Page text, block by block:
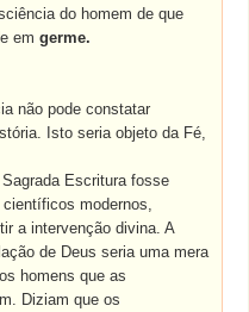
do homem de que
emgerme.
não pode constatar
Isto seria objeto da Fé,
Escritura fosse
modernos,
a intervenção divina. A
de Deus seria uma mera
homens que as
Diziam que os